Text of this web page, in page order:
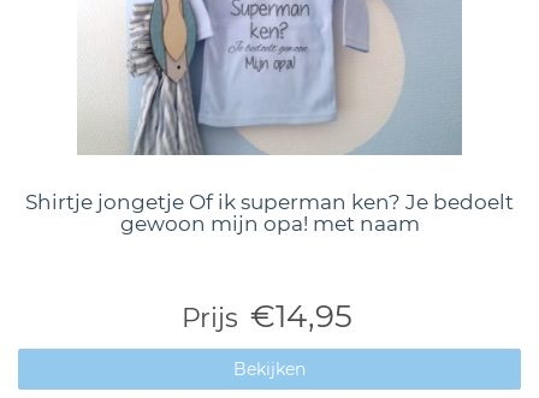
Shirtje jongetje Of ik superman ken? Je bedoelt
gewoon mijn opa! met naam
Prijs €14,95
Bekijken